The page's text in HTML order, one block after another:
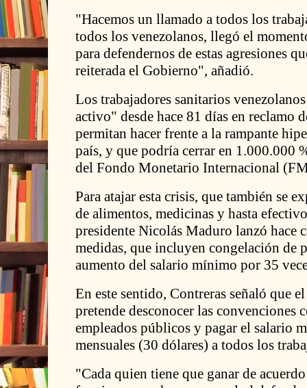
"Hacemos un llamado a todos los
todos los venezolanos, llegó el
para defendernos de estas agresiones
reiterada el Gobierno", añadió.
Los trabajadores sanitarios
activo" desde hace 81 días en reclamo
permitan hacer frente a la rampante
país, y que podría cerrar en 1.000.000
del Fondo Monetario Internacional
Para atajar esta crisis, que también se
de alimentos, medicinas y hasta
presidente Nicolás Maduro lanzó hace
medidas, que incluyen congelación de
aumento del salario mínimo por 35
En este sentido, Contreras señaló que
pretende desconocer las convenciones
empleados públicos y pagar el salario
mensuales (30 dólares) a todos los
"Cada quien tiene que ganar de